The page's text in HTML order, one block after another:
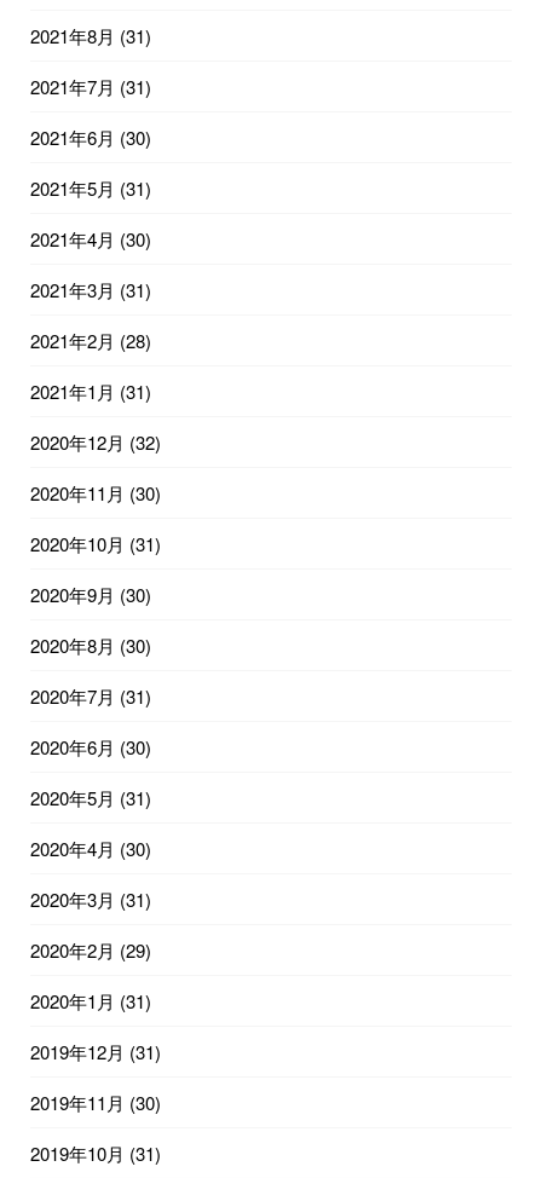
2021年8月 (31)
2021年7月 (31)
2021年6月 (30)
2021年5月 (31)
2021年4月 (30)
2021年3月 (31)
2021年2月 (28)
2021年1月 (31)
2020年12月 (32)
2020年11月 (30)
2020年10月 (31)
2020年9月 (30)
2020年8月 (30)
2020年7月 (31)
2020年6月 (30)
2020年5月 (31)
2020年4月 (30)
2020年3月 (31)
2020年2月 (29)
2020年1月 (31)
2019年12月 (31)
2019年11月 (30)
2019年10月 (31)